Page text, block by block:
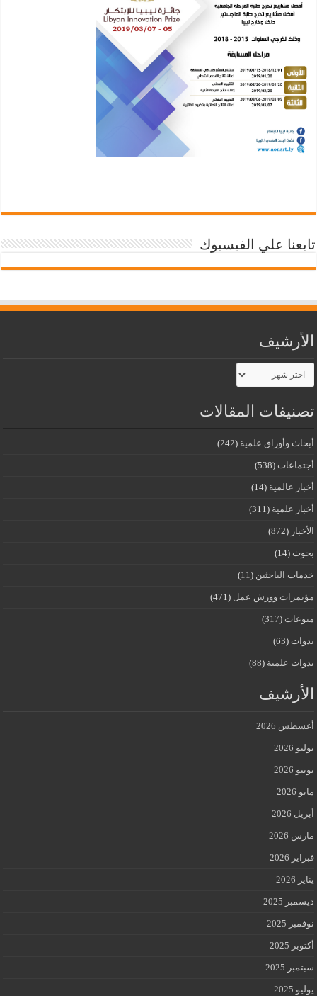
تابعنا علي الفيسبوك
الأرشيف
الأرشيف
تصنيفات المقالات
أبحاث وأوراق علمية (242)
أجتماعات (538)
أخبار عالمية (14)
أخبار علمية (311)
الأخبار (872)
بحوث (14)
خدمات الباحثين (11)
مؤتمرات وورش عمل (471)
منوعات (317)
ندوات (63)
ندوات علمية (88)
الأرشيف
أغسطس 2026
يوليو 2026
يونيو 2026
مايو 2026
أبريل 2026
مارس 2026
فبراير 2026
يناير 2026
ديسمبر 2025
نوفمبر 2025
أكتوبر 2025
سبتمبر 2025
يوليو 2025